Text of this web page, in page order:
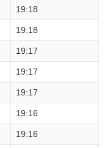
19:18
19:18
19:17
19:17
19:17
19:16
19:16